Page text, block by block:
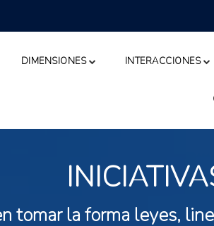
DIMENSIONES INTERACCIONES
tomar la forma leyes,